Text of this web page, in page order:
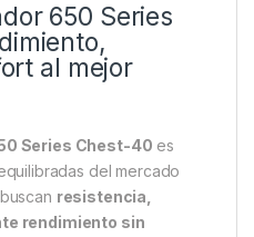
650 Series
al mejor
Series Chest-40 es
del mercado
resistencia,
rendimiento sin